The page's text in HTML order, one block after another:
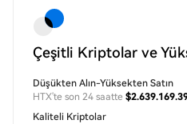
Çeşitli Kriptolar ve
Düşükten Alın-Yüksekten Satın
HTX'te son 24 saatte
Kaliteli Kriptolar